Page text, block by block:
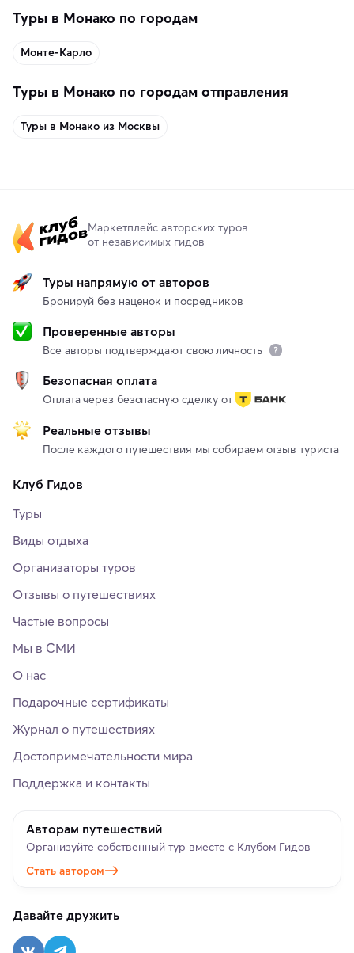
Туры в Монако по городам
Монте-Карло
Туры в Монако по городам отправления
Туры в Монако из Москвы
Маркетплейс авторских туров
от независимых гидов
Туры напрямую от авторов
Бронируй без наценок и посредников
Проверенные авторы
Все авторы подтверждают свою личность
Безопасная оплата
Оплата через безопасную сделку от
Реальные отзывы
После каждого путешествия мы собираем отзыв туриста
Клуб Гидов
Туры
Виды отдыха
Организаторы туров
Отзывы о путешествиях
Частые вопросы
Мы в СМИ
О нас
Подарочные сертификаты
Журнал о путешествиях
Достопримечательности мира
Поддержка и контакты
Авторам путешествий
Организуйте собственный тур вместе с Клубом Гидов
Стать автором
Давайте дружить